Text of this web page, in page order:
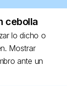
cebolla
lo dicho o
Mostrar
ante un